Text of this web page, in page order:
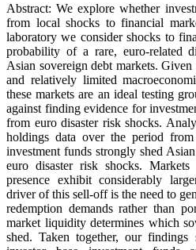
Abstract: We explore whether
from local shocks to financial
laboratory we consider shocks to
probability of a rare, euro-related
Asian sovereign debt markets.
and relatively limited
these markets are an ideal testing
against finding evidence for
from euro disaster risk shocks.
holdings data over the period
investment funds strongly shed
euro disaster risk shocks. Markets
presence exhibit considerably
driver of this sell-off is the need to
redemption demands rather than
market liquidity determines which
shed. Taken together, our